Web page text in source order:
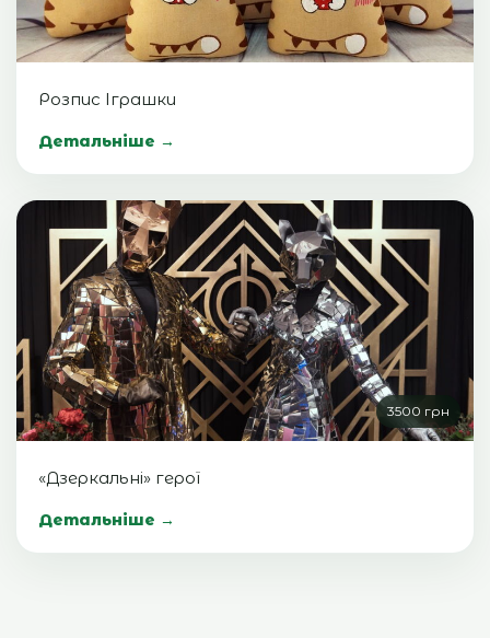
Розпис Іграшки
Детальніше →
3500 грн
«Дзеркальні» герої
Детальніше →